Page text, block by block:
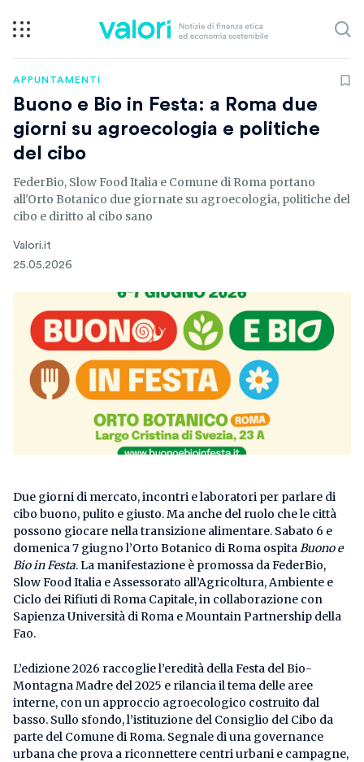
APPUNTAMENTI
Buono e Bio in Festa: a Roma due
giorni su agroecologia e politiche
del cibo
FederBio, Slow Food Italia e Comune di Roma portano
all'Orto Botanico due giornate su agroecologia, politiche del
cibo e diritto al cibo sano
Valori.it
25.05.2026
Due giorni di mercato, incontri e laboratori per parlare di
cibo buono, pulito e giusto. Ma anche del ruolo che le città
possono giocare nella transizione alimentare. Sabato 6 e
domenica 7 giugno l’Orto Botanico di Roma ospitaBuono e
Bio in Festa. La manifestazione è promossa da FederBio,
Slow Food Italia e Assessorato all’Agricoltura, Ambiente e
Ciclo dei Rifiuti di Roma Capitale, in collaborazione con
Sapienza Università di Roma e Mountain Partnership della
Fao.
L’edizione 2026 raccoglie l’eredità della Festa del Bio-
Montagna Madre del 2025 e rilancia il tema delle aree
interne, con un approccio agroecologico costruito dal
basso. Sullo sfondo, l’istituzione del Consiglio del Cibo da
parte del Comune di Roma. Segnale di una governance
urbana che prova a riconnettere centri urbani e campagne,